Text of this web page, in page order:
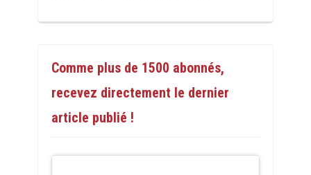
Comme plus de 1500 abonnés,
recevez directement le dernier
article publié !